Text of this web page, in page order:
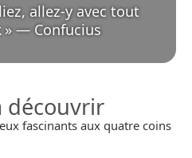
allez-y avec tout
» — Confucius
découvrir
fascinants aux quatre coins